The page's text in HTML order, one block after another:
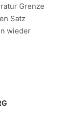
Grenze
Satz
wieder